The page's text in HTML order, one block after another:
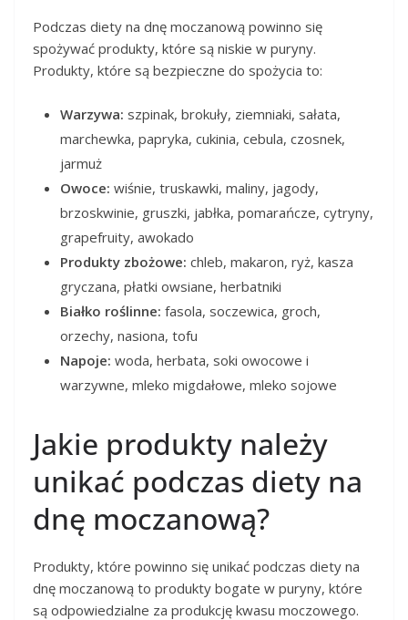
Podczas diety na dnę moczanową powinno się
spożywać produkty, które są niskie w puryny.
Produkty, które są bezpieczne do spożycia to:
Warzywa: szpinak, brokuły, ziemniaki, sałata,
marchewka, papryka, cukinia, cebula, czosnek,
jarmuż
Owoce: wiśnie, truskawki, maliny, jagody,
brzoskwinie, gruszki, jabłka, pomarańcze, cytryny,
grapefruity, awokado
Produkty zbożowe: chleb, makaron, ryż, kasza
gryczana, płatki owsiane, herbatniki
Białko roślinne: fasola, soczewica, groch,
orzechy, nasiona, tofu
Napoje: woda, herbata, soki owocowe i
warzywne, mleko migdałowe, mleko sojowe
Jakie produkty należy
unikać podczas diety na
dnę moczanową?
Produkty, które powinno się unikać podczas diety na
dnę moczanową to produkty bogate w puryny, które
są odpowiedzialne za produkcję kwasu moczowego.